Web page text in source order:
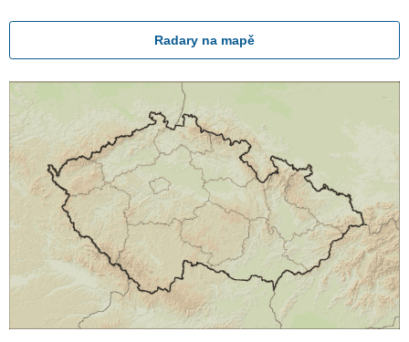
Radary na mapě